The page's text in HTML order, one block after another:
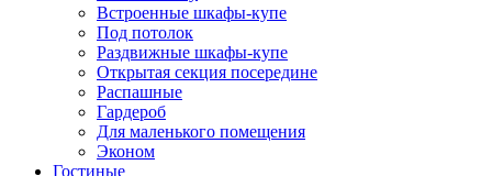
Встроенные шкафы-купе
Под потолок
Раздвижные шкафы-купе
Открытая секция посередине
Распашные
Гардероб
Для маленького помещения
Эконом
Гостиные